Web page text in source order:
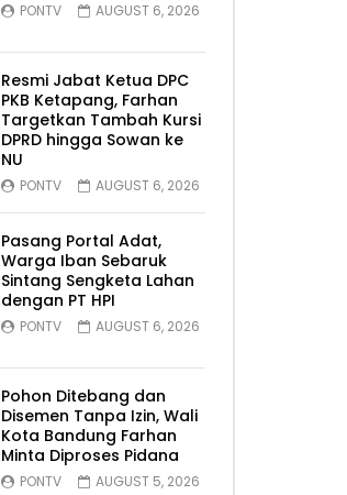
PONTV AUGUST 6, 2026
Resmi Jabat Ketua DPC
PKB Ketapang, Farhan
Targetkan Tambah Kursi
DPRD hingga Sowan ke
NU
PONTV AUGUST 6, 2026
Pasang Portal Adat,
Warga Iban Sebaruk
Sintang Sengketa Lahan
dengan PT HPI
PONTV AUGUST 6, 2026
Pohon Ditebang dan
Disemen Tanpa Izin, Wali
Kota Bandung Farhan
Minta Diproses Pidana
PONTV AUGUST 5, 2026